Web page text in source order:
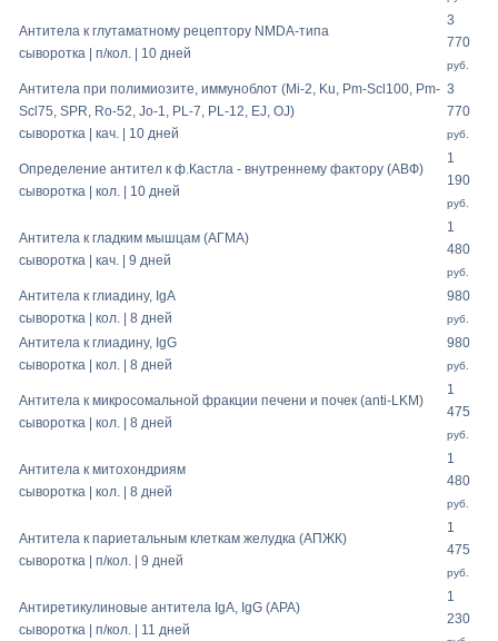
Антитела к глутаматному рецептору NMDA-типа
сыворотка | п/кол. | 10 дней
3
770
руб.
Антитела при полимиозите, иммуноблот (Mi-2, Ku, Pm-Scl100, Pm-
Scl75, SPR, Ro-52, Jo-1, PL-7, PL-12, EJ, OJ)
сыворотка | кач. | 10 дней
3
770
руб.
Определение антител к ф.Кастла - внутреннему фактору (АВФ)
сыворотка | кол. | 10 дней
1
190
руб.
Антитела к гладким мышцам (АГМА)
сыворотка | кач. | 9 дней
1
480
руб.
Антитела к глиадину, IgA
сыворотка | кол. | 8 дней
980
руб.
Антитела к глиадину, IgG
сыворотка | кол. | 8 дней
980
руб.
Антитела к микросомальной фракции печени и почек (anti-LKM)
сыворотка | кол. | 8 дней
1
475
руб.
Антитела к митохондриям
сыворотка | кол. | 8 дней
1
480
руб.
Антитела к париетальным клеткам желудка (АПЖК)
сыворотка | п/кол. | 9 дней
1
475
руб.
Антиретикулиновые антитела IgA, IgG (APA)
сыворотка | п/кол. | 11 дней
1
230